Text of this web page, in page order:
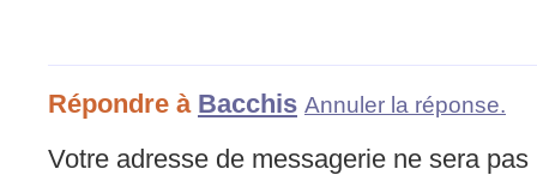
Répondre à Bacchis Annuler la réponse.
Votre adresse de messagerie ne sera pas